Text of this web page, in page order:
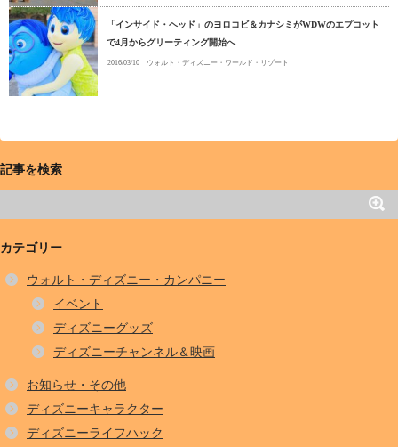
「インサイド・ヘッド」のヨロコビ＆カナシミがWDWのエプコット
で4月からグリーティング開始へ
2016/03/10 ウォルト・ディズニー・ワールド・リゾート
記事を検索
カテゴリー
ウォルト・ディズニー・カンパニー
イベント
ディズニーグッズ
ディズニーチャンネル＆映画
お知らせ・その他
ディズニーキャラクター
ディズニーライフハック